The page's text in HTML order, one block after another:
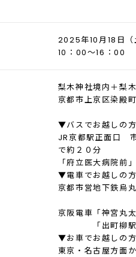
2025年10月18日（
10：00〜16：00
梨木神社境内＋梨
京都市上京区染殿
▼バスでお越しの
JR京都駅正面口
で約２０分
「府立医大病院前
▼電車でお越しの
京都市営地下鉄烏
「今出川駅
京阪電車「神宮丸
「出町柳駅」
▼お車でお越しの
東京・名古屋方面